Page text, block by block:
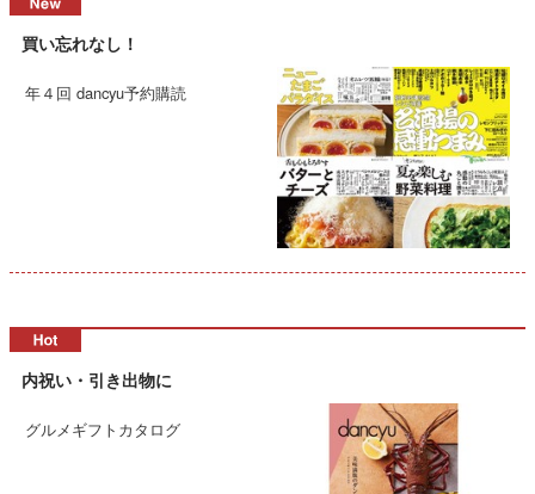
買い忘れなし！
年４回 dancyu予約購読
内祝い・引き出物に
グルメギフトカタログ